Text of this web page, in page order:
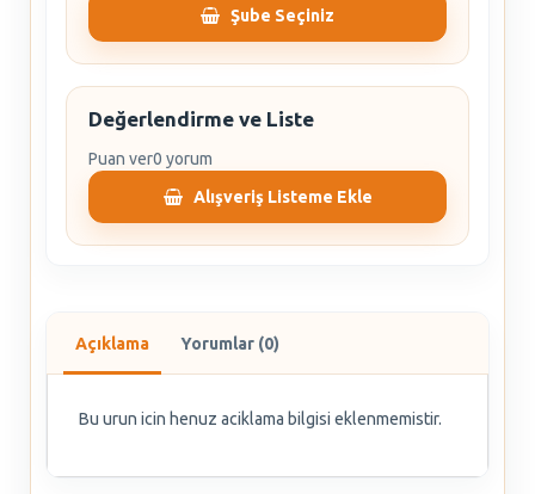
Şube Seçiniz
Değerlendirme ve Liste
Puan ver0 yorum
Alışveriş Listeme Ekle
Açıklama Yorumlar (0)
Bu urun icin henuz aciklama bilgisi eklenmemistir.